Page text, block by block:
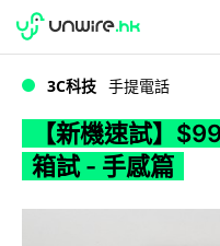
WWDC 2026
3C科技 手提電話
【新機速試】
箱試 - 手感篇